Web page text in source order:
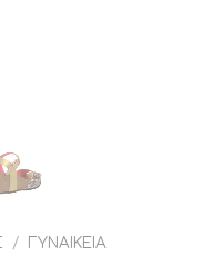
/
ΓΥΝΑΙΚΕΊΑ